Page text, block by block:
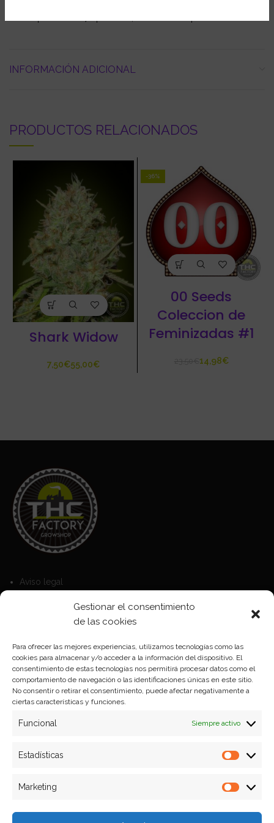
Gestionar el consentimiento
de las cookies
Para ofrecer las mejores experiencias, utilizamos tecnologías como las
cookies para almacenar y/o acceder a la información del dispositivo. El
consentimiento de estas tecnologías nos permitirá procesar datos como el
comportamiento de navegación o las identificaciones únicas en este sitio.
No consentir o retirar el consentimiento, puede afectar negativamente a
ciertas características y funciones.
Funcional Siempre activo
Estadísticas
Marketing
INFORMACIÓN ADICIONAL
PRODUCTOS RELACIONADOS
Shark Widow
€ €
-36%
00 Seeds
Coleccion de
Feminizadas #1
14,98€
Aviso legal
Política de Cookies
Política de privacidad
Formas de pago
Plazos y condiciones de envio
Politica de devoluciones